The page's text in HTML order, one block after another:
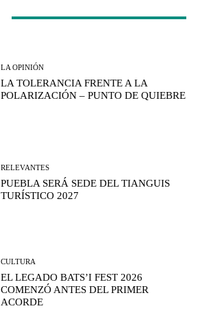
LA OPINIÓN
LA TOLERANCIA FRENTE A LA
POLARIZACIÓN – PUNTO DE QUIEBRE
RELEVANTES
PUEBLA SERÁ SEDE DEL TIANGUIS
TURÍSTICO 2027
CULTURA
EL LEGADO BATS’I FEST 2026
COMENZÓ ANTES DEL PRIMER
ACORDE